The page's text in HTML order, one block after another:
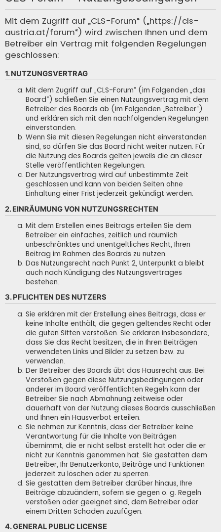
Mit dem Zugriff auf „CLS-Forum“ („https://cls-
austria.at/forum“) wird zwischen Ihnen und dem
Betreiber ein Vertrag mit folgenden Regelungen
geschlossen:
1. NUTZUNGSVERTRAG
Mit dem Zugriff auf „CLS-Forum“ (im Folgenden „das
Board“) schließen Sie einen Nutzungsvertrag mit dem
Betreiber des Boards ab (im Folgenden „Betreiber“)
und erklären sich mit den nachfolgenden Regelungen
einverstanden.
Wenn Sie mit diesen Regelungen nicht einverstanden
sind, so dürfen Sie das Board nicht weiter nutzen. Für
die Nutzung des Boards gelten jeweils die an dieser
Stelle veröffentlichten Regelungen.
Der Nutzungsvertrag wird auf unbestimmte Zeit
geschlossen und kann von beiden Seiten ohne
Einhaltung einer Frist jederzeit gekündigt werden.
2. EINRÄUMUNG VON NUTZUNGSRECHTEN
Mit dem Erstellen eines Beitrags erteilen Sie dem
Betreiber ein einfaches, zeitlich und räumlich
unbeschränktes und unentgeltliches Recht, Ihren
Beitrag im Rahmen des Boards zu nutzen.
Das Nutzungsrecht nach Punkt 2, Unterpunkt a bleibt
auch nach Kündigung des Nutzungsvertrages
bestehen.
3. PFLICHTEN DES NUTZERS
Sie erklären mit der Erstellung eines Beitrags, dass er
keine Inhalte enthält, die gegen geltendes Recht oder
die guten Sitten verstoßen. Sie erklären insbesondere,
dass Sie das Recht besitzen, die in Ihren Beiträgen
verwendeten Links und Bilder zu setzen bzw. zu
verwenden.
Der Betreiber des Boards übt das Hausrecht aus. Bei
Verstößen gegen diese Nutzungsbedingungen oder
anderer im Board veröffentlichten Regeln kann der
Betreiber Sie nach Abmahnung zeitweise oder
dauerhaft von der Nutzung dieses Boards ausschließen
und Ihnen ein Hausverbot erteilen.
Sie nehmen zur Kenntnis, dass der Betreiber keine
Verantwortung für die Inhalte von Beiträgen
übernimmt, die er nicht selbst erstellt hat oder die er
nicht zur Kenntnis genommen hat. Sie gestatten dem
Betreiber, Ihr Benutzerkonto, Beiträge und Funktionen
jederzeit zu löschen oder zu sperren.
Sie gestatten dem Betreiber darüber hinaus, Ihre
Beiträge abzuändern, sofern sie gegen o. g. Regeln
verstoßen oder geeignet sind, dem Betreiber oder
einem Dritten Schaden zuzufügen.
4. GENERAL PUBLIC LICENSE